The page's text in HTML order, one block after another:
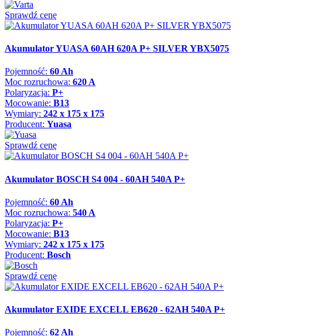
Sprawdź cenę
Akumulator YUASA 60AH 620A P+ SILVER YBX5075
Pojemność: 60 Ah
Moc rozruchowa: 620 A
Polaryzacja: P+
Mocowanie: B13
Wymiary: 242 x 175 x 175
Producent: Yuasa
Sprawdź cenę
Akumulator BOSCH S4 004 - 60AH 540A P+
Pojemność: 60 Ah
Moc rozruchowa: 540 A
Polaryzacja: P+
Mocowanie: B13
Wymiary: 242 x 175 x 175
Producent: Bosch
Sprawdź cenę
Akumulator EXIDE EXCELL EB620 - 62AH 540A P+
Pojemność: 62 Ah